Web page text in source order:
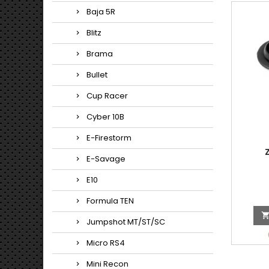
Baja 5R
Blitz
Brama
Bullet
Cup Racer
Cyber 10B
E-Firestorm
E-Savage
E10
Formula TEN
Jumpshot MT/ST/SC
Micro RS4
Mini Recon